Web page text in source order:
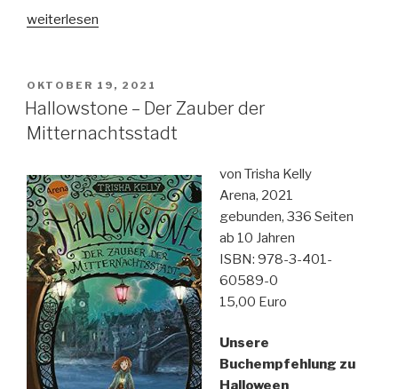
„The
Salwood“
weiterlesen
VERÖFFENTLICHT
AM
OKTOBER 19, 2021
Hallowstone – Der Zauber der
Mitternachtsstadt
von Trisha Kelly
Arena, 2021
gebunden, 336 Seiten
ab 10 Jahren
ISBN: 978-3-401-
60589-0
15,00 Euro
Unsere
Buchempfehlung zu
Halloween